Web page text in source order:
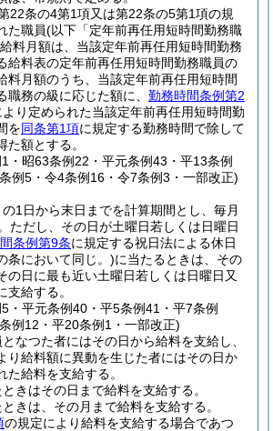
22条の4第1項又は第22条の5第1項の規
た職員(以下「定年前再任用短時間勤務職
料月額は、当該定年前再任用短時間勤務
給料表の定年前再任用短時間勤務職員の
料月額のうち、当該定年前再任用短時間
職務の級に応じた額に、 勤務時間条例第2
り定められた当該定年前再任用短時間勤
を同条第1項に規定する勤務時間で除して
た額とする。
・昭63条例22・平元条例43・平13条例
例5・令4条例16・令7条例3・一部改正)
1日から末日までを計算期間とし、毎月
ただし、その日が土曜日若しくは日曜日
条例第9条に規定する祝日法による休日
条において同じ。)に当たるときは、その
の日に最も近い土曜日若しくは日曜日又
支給する。
・平元条例40・平5条例41・平7条例
例12・平20条例1・一部改正)
なつた者にはその日から給料を支給し、
り給料額に異動を生じた者にはその日か
た給料を支給する。
きはその日まで給料を支給する。
きは、その月まで給料を支給する。
の規定により給料を支給する場合であつ